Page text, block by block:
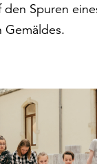
Spuren
Gemäldes.